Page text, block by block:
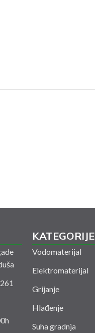
KATEGORIJE
Vodomaterijal
Elektromaterijal
Grijanje
Hlađenje
Suha gradnja